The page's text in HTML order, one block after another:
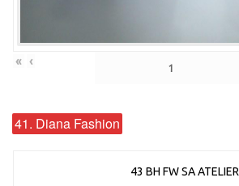
« ‹
41. Diana Fashion
43 BH FW SA ATELIER